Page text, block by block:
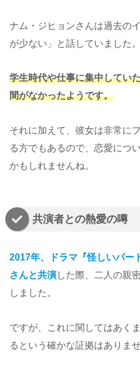
ナム・ジヒョンさんは過去の
が少ない」と話していました。
学生時代や仕事に集中してい
間がなかったようです。
それに加えて、彼女は非常に
る方でもあるので、恋愛につ
かもしれませんね。
共演者との熱愛の噂
2017年、ドラマ『怪しいパー
さんと共演した際、二人の親
しました。
ですが、これに関してはあく
るという確かな証拠はありま